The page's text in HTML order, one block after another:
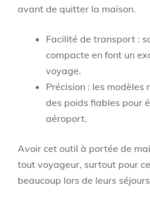
avant de quitter la maison.
Facilité de transport :
compacte en font un
voyage.
Précision : les modèles
des poids fiables pour
aéroport.
Avoir cet outil à portée de
tout voyageur, surtout pour
beaucoup lors de leurs